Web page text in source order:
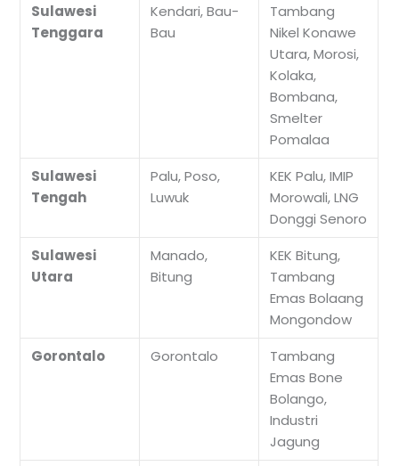
Sulawesi
Tenggara
Kendari, Bau-
Bau
Tambang
Nikel Konawe
Utara, Morosi,
Kolaka,
Bombana,
Smelter
Pomalaa
Sulawesi
Tengah
Palu, Poso,
Luwuk
KEK Palu, IMIP
Morowali, LNG
Donggi Senoro
Sulawesi
Utara
Manado,
Bitung
KEK Bitung,
Tambang
Emas Bolaang
Mongondow
Gorontalo
Gorontalo
Tambang
Emas Bone
Bolango,
Industri
Jagung